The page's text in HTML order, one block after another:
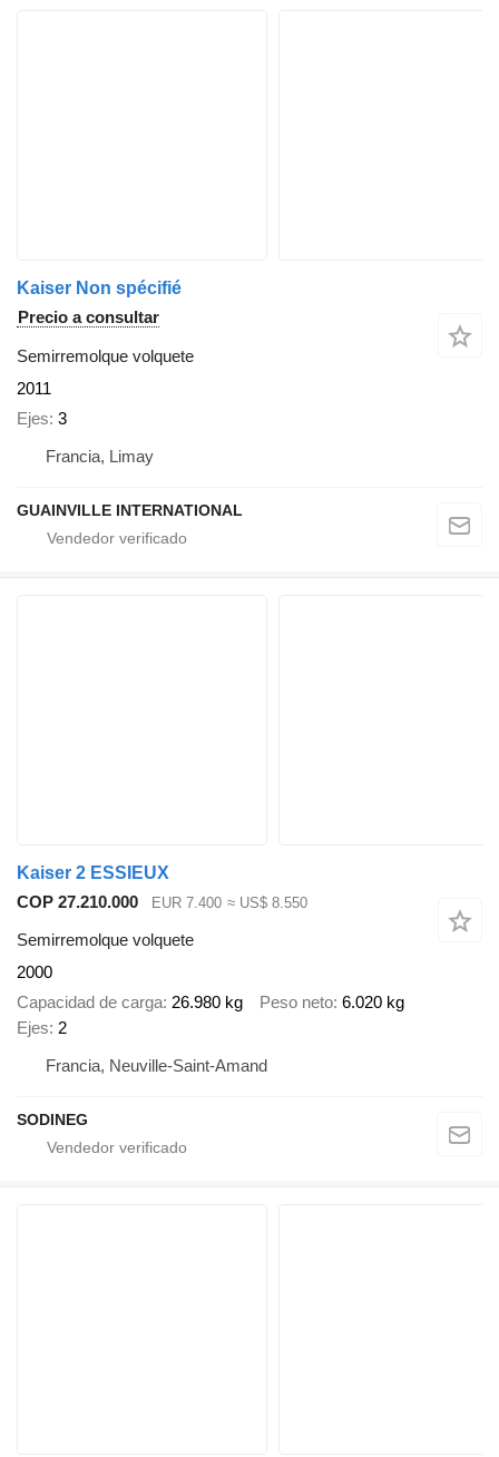
Kaiser Non spécifié
Precio a consultar
Semirremolque volquete
2011
Ejes 3
Francia, Limay
GUAINVILLE INTERNATIONAL
Kaiser 2 ESSIEUX
COP 27.210.000
EUR 7.400 ≈ US$ 8.550
Semirremolque volquete
2000
Capacidad de carga 26.980 kg Peso neto 6.020 kg
Ejes 2
Francia, Neuville-Saint-Amand
SODINEG